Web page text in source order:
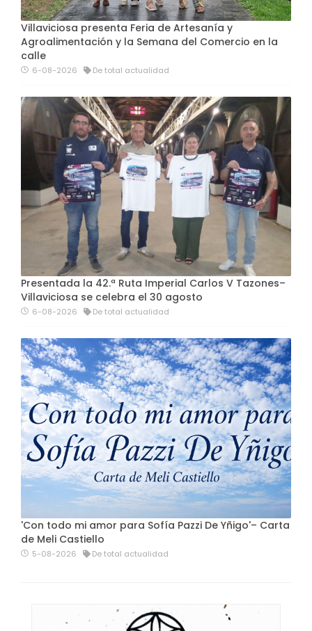
Villaviciosa presenta Feria de Artesanía y
Agroalimentación y la Semana del Comercio en la
calle
6-08-2026 De total actualidad
Presentada la 42.ª Ruta Imperial Carlos V Tazones–
Villaviciosa se celebra el 30 agosto
6-08-2026 De total actualidad
'Con todo mi amor para Sofía Pazzi De Yñigo'– Carta
de Meli Castiello
5-08-2026 De total actualidad